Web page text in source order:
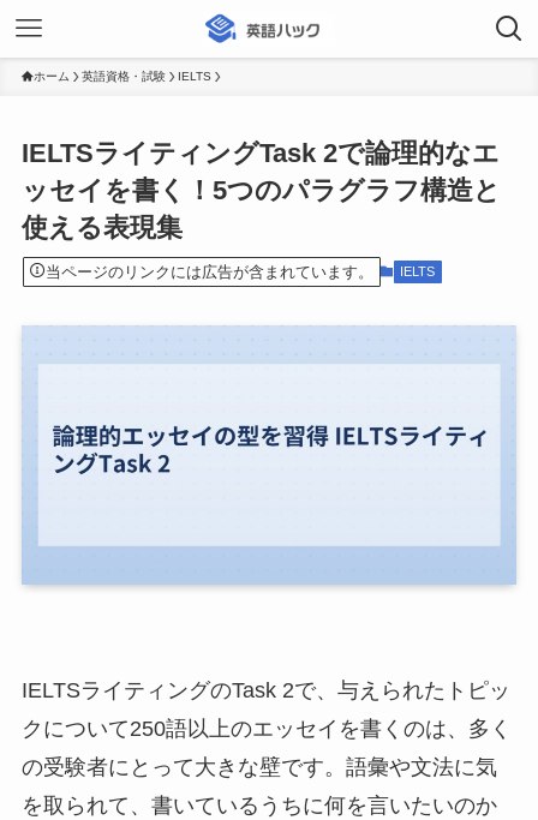
ホーム 英語資格・試験 IELTS
IELTSライティングTask 2で論理的なエ
ッセイを書く！5つのパラグラフ構造と
使える表現集
当ページのリンクには広告が含まれています。 IELTS
IELTSライティングのTask 2で、与えられたトピッ
クについて250語以上のエッセイを書くのは、多く
の受験者にとって大きな壁です。語彙や文法に気
を取られて、書いているうちに何を言いたいのか